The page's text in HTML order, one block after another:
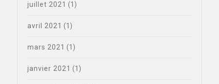
juillet 2021 (1)
avril 2021 (1)
mars 2021 (1)
janvier 2021 (1)